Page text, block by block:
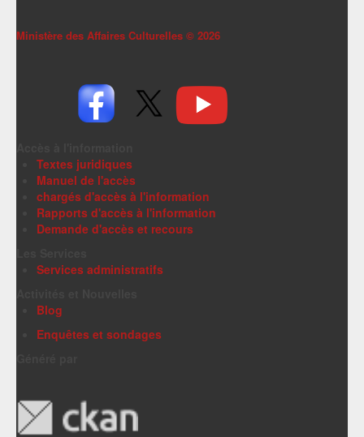
Ministère des Affaires Culturelles © 2026
Textes juridiques
Manuel de l'accès
chargés d'accès à l'information
Rapports d'accès à l'information
Demande d'accès et recours
Services administratifs
Blog
Enquêtes et sondages